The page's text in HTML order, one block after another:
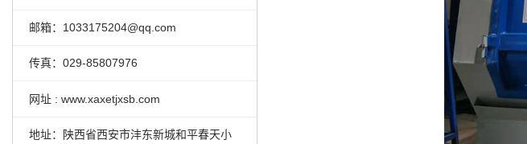
邮箱：1033175204@qq.com
传真：029-85807976
网址 : www.xaxetjxsb.com
地址：陕西省西安市沣东新城和平春天小